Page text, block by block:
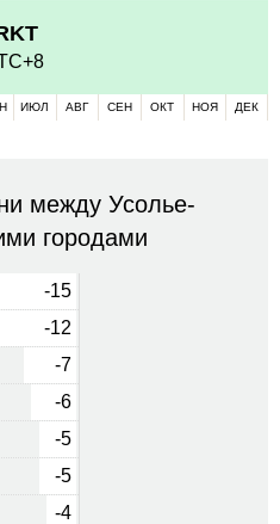
ИЮЛ АВГ СЕН ОКТ НОЯ ДЕК
между Усолье-
городами
-15
-12
-7
-6
-5
-5
-4